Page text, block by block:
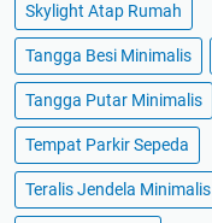
Skylight Atap Rumah
Tangga Besi Minimalis
Tangga Putar Minimalis
Tempat Parkir Sepeda
Teralis Jendela Minimalis